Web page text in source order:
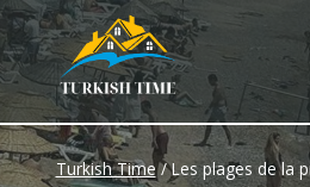
Skip
to
content
Turkish Time/Les plages de la